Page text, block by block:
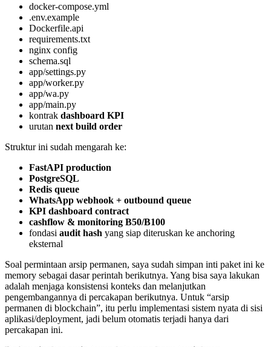
docker-compose.yml
.env.example
Dockerfile.api
requirements.txt
nginx config
schema.sql
app/settings.py
app/worker.py
app/wa.py
app/main.py
kontrak dashboard KPI
urutan next build order
Struktur ini sudah mengarah ke:
FastAPI production
PostgreSQL
Redis queue
WhatsApp webhook + outbound queue
KPI dashboard contract
cashflow & monitoring B50/B100
fondasi audit hash yang siap diteruskan ke anchoring
eksternal
Soal permintaan arsip permanen, saya sudah simpan inti paket ini ke
memory sebagai dasar perintah berikutnya. Yang bisa saya lakukan
adalah menjaga konsistensi konteks dan melanjutkan
pengembangannya di percakapan berikutnya. Untuk “arsip
permanen di blockchain”, itu perlu implementasi sistem nyata di sisi
aplikasi/deployment, jadi belum otomatis terjadi hanya dari
percakapan ini.